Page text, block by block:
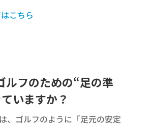
こちら
ルフのための“足の準
いますか？
、ゴルフのように「足元の安定